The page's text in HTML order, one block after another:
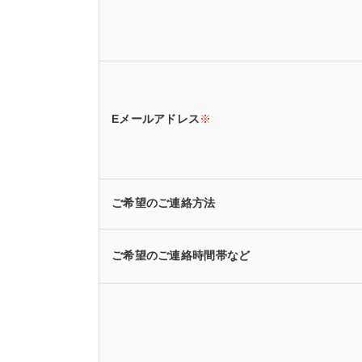
Eメールアドレス※
ご希望のご連絡方法
ご希望のご連絡時間帯など